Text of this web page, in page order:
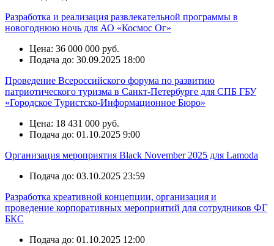
Разработка и реализация развлекательной программы в
новогоднюю ночь для АО «Космос Ог»
Цена: 36 000 000 руб.
Подача до: 30.09.2025 18:00
Проведение Всероссийского форума по развитию
патриотического туризма в Санкт-Петербурге для СПБ ГБУ
«Городское Туристско-Информационное Бюро»
Цена: 18 431 000 руб.
Подача до: 01.10.2025 9:00
Организация мероприятия Black November 2025 для Lamoda
Подача до: 03.10.2025 23:59
Разработка креативной концепции, организация и
проведение корпоративных мероприятий для сотрудников ФГ
БКС
Подача до: 01.10.2025 12:00